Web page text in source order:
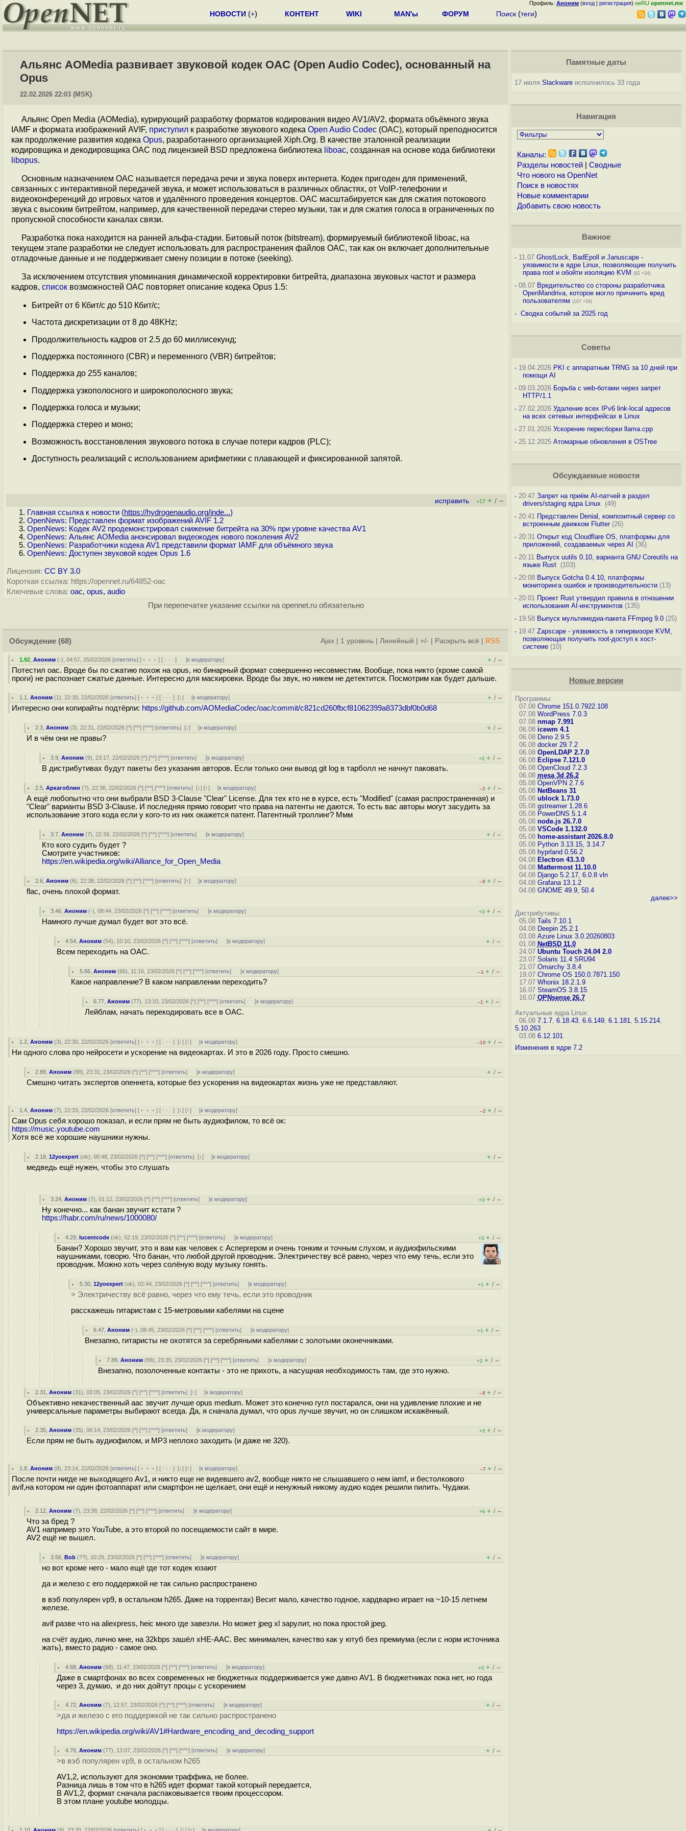
Профиль: Аноним (вход | регистрация) неRU opennet.me
НОВОСТИ (+) КОНТЕНТ WIKI MAN'ы ФОРУМ Поиск (теги)
Альянс AOMedia развивает звуковой кодек OAC (Open Audio Codec), основанный на
Opus
22.02.2026 22:03 (MSK)
Альянс Open Media (AOMedia), курирующий разработку форматов кодирования видео AV1/AV2, формата объёмного звука
IAMF и формата изображений AVIF, приступил к разработке звукового кодека Open Audio Codec (OAC), который преподносится
как продолжение развития кодека Opus, разработанного организацией Xiph.Org. В качестве эталонной реализации
кодировщика и декодировщика OAC под лицензией BSD предложена библиотека liboac, созданная на основе кода библиотеки
libopus.
Основным назначением OAC называется передача речи и звука поверх интернета. Кодек пригоден для применений,
связанных с интерактивной передачей звука, и может использоваться в различных областях, от VoIP-телефонии и
видеоконференций до игровых чатов и удалённого проведения концертов. OAC масштабируется как для сжатия потокового
звука с высоким битрейтом, например, для качественной передачи стерео музыки, так и для сжатия голоса в ограниченных по
пропускной способности каналах связи.
Разработка пока находится на ранней альфа-стадии. Битовый поток (bitstream), формируемый библиотекой liboac, на
текущем этапе разработки не следует использовать для распространения файлов OAC, так как он включает дополнительные
отладочные данные и не поддерживает смену позиции в потоке (seeking).
За исключением отсутствия упоминания динамической корректировки битрейта, диапазона звуковых частот и размера
кадров, список возможностей OAC повторяет описание кодека Opus 1.5:
Битрейт от 6 Кбит/с до 510 Кбит/с;
Частота дискретизации от 8 до 48KHz;
Продолжительность кадров от 2.5 до 60 миллисекунд;
Поддержка постоянного (CBR) и переменного (VBR) битрейтов;
Поддержка до 255 каналов;
Поддержка узкополосного и широкополосного звука;
Поддержка голоса и музыки;
Поддержка стерео и моно;
Возможность восстановления звукового потока в случае потери кадров (PLC);
Доступность реализаций с использованием арифметики с плавающей и фиксированной запятой.
исправить +17 + / –
Главная ссылка к новости (https://hydrogenaudio.org/inde...)
OpenNews: Представлен формат изображений AVIF 1.2
OpenNews: Кодек AV2 продемонстрировал снижение битрейта на 30% при уровне качества AV1
OpenNews: Альянс AOMedia анонсировал видеокодек нового поколения AV2
OpenNews: Разработчики кодека AV1 представили формат IAMF для объёмного звука
OpenNews: Доступен звуковой кодек Opus 1.6
Лицензия: CC BY 3.0
Короткая ссылка: https://opennet.ru/64852-oac
Ключевые слова: oac, opus, audio
При перепечатке указание ссылки на opennet.ru обязательно
Обсуждение (68) Ajax 1 уровень Линейный +/- Раскрыть всё RSS
1.92 ,Аноним (-), 04:57, 25/02/2026 [ответить] [ ﹢﹢﹢] [ · · ·] [к модератору] + / –
Потестил oac. Вроде бы по сжатию похож на opus, но бинарный формат совершенно несовместим. Вообще, пока никто (кроме самой
проги) не распознает сжатые данные. Интересно для маскировки. Вроде бы звук, но никем не детектится. Посмотрим как будет дальше.
1.1 ,Аноним (1), 22:30, 22/02/2026 [ответить] [ ﹢﹢﹢] [ · · ·][↓] [к модератору] + / –
Интересно они копирайты подтёрли: https://github.com/AOMediaCodec/oac/commit/c821cd260fbcf81062399a8373dbf0b0d68
2.3 ,Аноним (3), 22:31, 22/02/2026 [^] [^^] [^^^] [ответить][↓] [к модератору] + / –
И в чём они не правы?
3.9 ,Аноним (9), 23:17, 22/02/2026 [^] [^^] [^^^] [ответить] [к модератору] +2 + / –
В дистрибутивах будут пакеты без указания авторов. Если только они вывод git log в тарболл не начнут паковать.
2.5 ,Аркагоблин (?), 22:36, 22/02/2026 [^] [^^] [^^^] [ответить][↓] [↑] [к модератору] –2 + / –
А ещё любопытно что они выбрали BSD 3-Clause "Clear" License. Для тех кто не в курсе, есть "Modified" (самая распространенная) и
"Clear" варианты BSD 3-Clause. И последняя прямо говорит что права на патенты не даются. То есть вас авторы могут засудить за
использование этого кода если у кого-то из них окажется патент. Патентный троллинг? Ммм
3.7 ,Аноним (7), 22:39, 22/02/2026 [^] [^^] [^^^] [ответить] [к модератору] + / –
Кто кого судить будет ?
Смотрите участников:
https://en.wikipedia.org/wiki/Alliance_for_Open_Media
2.6 ,Аноним (6), 22:38, 22/02/2026 [^] [^^] [^^^] [ответить][↑] [к модератору] –9 + / –
flac, очень плохой формат.
3.46 ,Аноним (-), 08:44, 23/02/2026 [^] [^^] [^^^] [ответить] [к модератору] +3 + / –
Намного лучше думал будет вот это всё.
4.54 ,Аноним (54), 10:10, 23/02/2026 [^] [^^] [^^^] [ответить] [к модератору] + / –
Всем переходить на OAC.
5.66 ,Аноним (66), 11:16, 23/02/2026 [^] [^^] [^^^] [ответить] [к модератору] –1 + / –
Какое направление? В каком направлении переходить?
6.77 ,Аноним (77), 13:10, 23/02/2026 [^] [^^] [^^^] [ответить] [к модератору] –1 + / –
Лейблам, начать перекодировать все в OAC.
1.2 ,Аноним (3), 22:30, 22/02/2026 [ответить] [ ﹢﹢﹢] [ · · ·][↓] [↑] [к модератору] –10 + / –
Ни одного слова про нейросети и ускорение на видеокартах. И это в 2026 году. Просто смешно.
2.88 ,Аноним (88), 23:31, 23/02/2026 [^] [^^] [^^^] [ответить] [к модератору] + / –
Смешно читать экспертов опеннета, которые без ускорения на видеокартах жизнь уже не представляют.
1.4 ,Аноним (7), 22:33, 22/02/2026 [ответить] [ ﹢﹢﹢] [ · · ·][↓] [↑] [к модератору] –2 + / –
Сам Opus себя хорошо показал, и если прям не быть аудиофилом, то всё ок:
https://music.youtube.com
Хотя всё же хорошие наушники нужны.
2.18 ,12yoexpert (ok), 00:48, 23/02/2026 [^] [^^] [^^^] [ответить][↓] [к модератору] + / –
медведь ещё нужен, чтобы это слушать
3.24 ,Аноним (7), 01:12, 23/02/2026 [^] [^^] [^^^] [ответить] [к модератору] +3 + / –
Ну конечно... как банан звучит кстати ?
https://habr.com/ru/news/1000080/
4.29 ,lucentcode (ok), 02:19, 23/02/2026 [^] [^^] [^^^] [ответить] [к модератору] +3 + / –
Банан? Хорошо звучит, это я вам как человек с Аспергером и очень тонким и точным слухом, и аудиофильскими
наушниками, говорю. Что банан, что любой другой проводник. Электричеству всё равно, через что ему течь, если это
проводник. Можно хоть через солёную воду музыку гонять.
5.30 ,12yoexpert (ok), 02:44, 23/02/2026 [^] [^^] [^^^] [ответить] [к модератору] +1 + / –
> Электричеству всё равно, через что ему течь, если это проводник
расскажешь гитаристам с 15-метровыми кабелями на сцене
6.47 ,Аноним (-), 08:45, 23/02/2026 [^] [^^] [^^^] [ответить] [к модератору] +1 + / –
Внезапно, гитаристы не охотятся за серебряными кабелями с золотыми оконечниками.
7.89 ,Аноним (88), 23:35, 23/02/2026 [^] [^^] [^^^] [ответить] [к модератору] +2 + / –
Внезапно, позолоченные контакты - это не прихоть, а насущная необходимость там, где это нужно.
2.31 ,Аноним (31), 03:05, 23/02/2026 [^] [^^] [^^^] [ответить][↑] [к модератору] –8 + / –
Объективно некачественный aac звучит лучше opus medium. Может это конечно гугл постарался, они на удивление плохие и не
универсальные параметры выбирают всегда. Да, я сначала думал, что opus лучше звучит, но он слишком искажённый.
2.35 ,Аноним (35), 06:14, 23/02/2026 [^] [^^] [^^^] [ответить] [к модератору] +2 + / –
Если прям не быть аудиофилом, и MP3 неплохо заходить (и даже не 320).
1.8 ,Аноним (8), 23:14, 22/02/2026 [ответить] [ ﹢﹢﹢] [ · · ·][↓] [↑] [к модератору] –7 + / –
После почти нигде не выходящего Аv1, и никто еще не видевшего av2, вообще никто не слышавшего о нем iamf, и бестолкового
avif,на котором ни один фотоаппарат или смартфон не щелкает, они ещё и ненужный никому аудио кодек решили пилить. Чудаки.
2.12 ,Аноним (7), 23:38, 22/02/2026 [^] [^^] [^^^] [ответить] [к модератору] +6 + / –
Что за бред ?
AV1 например это YouTube, а это второй по посещаемости сайт в мире.
AV2 ещё не вышел.
3.56 ,Bob (??), 10:29, 23/02/2026 [^] [^^] [^^^] [ответить] [к модератору] + / –
но вот кроме него - мало ещё где тот кодек юзают
да и железо с его поддержкой не так сильно распространено
в вэб популярен vp9, в остальном h265. Даже на торрентах) Весит мало, качество годное, хардварно играет на ~10-15 летнем
железе.
avif разве что на aliexpress, heic много где завезли. Но может jpeg xl зарулит, но пока простой jpeg.
на счёт аудио, лично мне, на 32kbps зашёл xHE-AAC. Вес минимален, качество как у ютуб без премиума (если с норм источника
жать), вместо радио - самое оно.
4.68 ,Аноним (68), 11:47, 23/02/2026 [^] [^^] [^^^] [ответить] [к модератору] +2 + / –
Даже в смартфонах во всех современных не бюджетных поддерживается уже давно AV1. В бюджетниках пока нет, но года
через 3, думаю, и до них дойтут процы с ускорением
4.72 ,Аноним (7), 12:57, 23/02/2026 [^] [^^] [^^^] [ответить] [к модератору] + / –
>да и железо с его поддержкой не так сильно распространено
https://en.wikipedia.org/wiki/AV1#Hardware_encoding_and_decoding_support
4.76 ,Аноним (77), 13:07, 23/02/2026 [^] [^^] [^^^] [ответить] [к модератору] + / –
>в вэб популярен vp9, в остальном h265
AV1,2, используют для экономии траффика, не более.
Разница лишь в том что в h265 идет формат такой который передается,
В AV1,2, формат сначала распаковывается твоим процессором.
В этом плане youtube молодцы.
Памятные даты
17 июля Slackwareисполнилось 33 года
Навигация
Каналы:
Разделы новостей| Сводные
Что нового на OpenNet
Поиск в новостях
Новые комментарии
Добавить свою новость
Важное
-11.07 GhostLock, BadEpoll и Januscape -
уязвимости в ядре Linux, позволяющие получить
права root и обойти изоляцию KVM (82 +34)
-08.07 Вредительство со стороны разработчика
OpenMandriva, которое могло причинить вред
пользователям (107 +34)
- Сводка событий за 2025 год
Советы
-19.04.2026 PKI с аппаратным TRNG за 10 дней при
помощи AI
-09.03.2026 Борьба с web-ботами через запрет
HTTP/1.1
-27.02.2026 Удаление всех IPv6 link-local адресов
на всех сетевых интерфейсах в Linux
-27.01.2026 Ускорение пересборки llama.cpp
-25.12.2025 Атомарные обновления в OSTree
Обсуждаемые новости
-20:47 Запрет на приём AI-патчей в раздел
drivers/staging ядра Linux
(49)
-20:41 Представлен Denial, композитный сервер со
встроенным движком Flutter(26)
-20:31 Открыт код Cloudflare OS, платформы для
приложений, создаваемых через AI (36)
-20:11 Выпуск uutils 0.10, варианта GNU Coreutils на
языке Rust (103)
-20:08 Выпуск Gotcha 0.4.10, платформы
мониторинга ошибок и производительности(13)
-20:01 Проект Rust утвердил правила в отношении
использования AI-инструментов(135)
-19:58 Выпуск мультимедиа-пакета FFmpeg 9.0(25)
-19:47 Zapscape - уязвимость в гипервизоре KVM,
позволяющая получить root-доступ к хост-
системе(10)
Новые версии
Программы:
07.08 Chrome 151.0.7922.108
07.08 WordPress 7.0.3
07.08 nmap 7.991
06.08 icewm 4.1
06.08 Deno 2.9.5
06.08 docker 29.7.2
06.08 OpenLDAP 2.7.0
06.08 Eclipse 7.121.0
06.08 OpenCloud 7.2.3
06.08 mesa 3d 26.2
05.08 OpenVPN 2.7.6
05.08 NetBeans 31
05.08 ublock 1.73.0
05.08 gstreamer 1.28.6
05.08 PowerDNS 5.1.4
05.08 node.js 26.7.0
05.08 VSCode 1.132.0
05.08 home-assistant 2026.8.0
05.08 Python 3.13.15, 3.14.7
05.08 hyprland 0.56.2
04.08 Electron 43.3.0
04.08 Mattermost 11.10.0
04.08 Django 5.2.17, 6.0.8 vln
04.08 Grafana 13.1.2
04.08 GNOME 49.9, 50.4
далее>>
Дистрибутивы:
05.08 Tails 7.10.1
04.08 Deepin 25.2.1
03.08 Azure Linux 3.0.20260803
01.08 NetBSD 11.0
24.07 Ubuntu Touch 24.04 2.0
23.07 Solaris 11.4 SRU94
21.07 Omarchy 3.8.4
19.07 Chrome OS 150.0.7871.150
17.07 Whonix 18.2.1.9
16.07 SteamOS 3.8.15
16.07 OPNsense 26.7
Актуальные ядра Linux:
06.08 7.1.7, 6.18.43, 6.6.149, 6.1.181, 5.15.214,
5.10.263
03.08 6.12.101
Изменения в ядре 7.2